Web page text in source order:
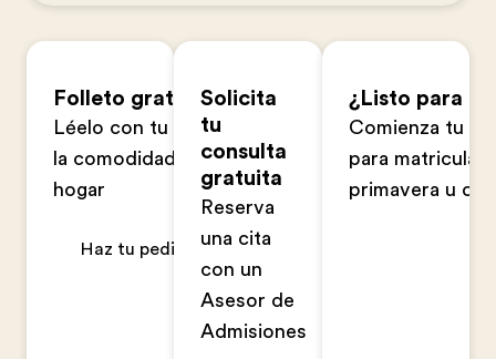
Folleto gratuito
Léelo con tu familia en
la comodidad de tu
hogar
Haz tu pedido ahora
Solicita
tu
consulta
gratuita
Reserva
una cita
con un
Asesor de
Admisiones
¿Listo para
Comienza tu
para
primavera u